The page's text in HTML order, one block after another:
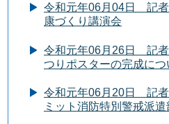
令和元年06月04日 記
康づくり講演会
令和元年06月26日 記
つりポスターの完成につ
令和元年06月20日 記
ミット消防特別警戒派